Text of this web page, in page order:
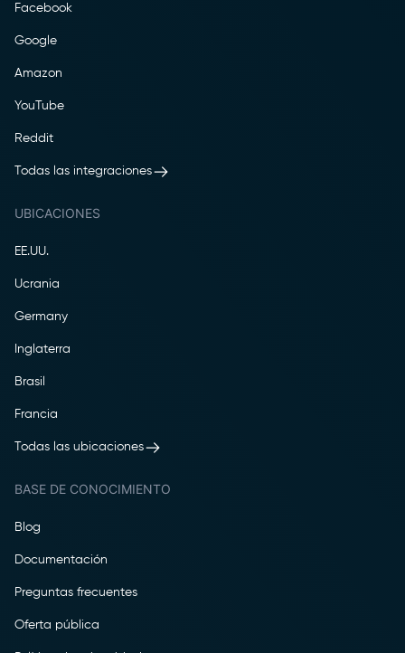
Facebook
Google
Amazon
YouTube
Reddit
Todas las integraciones
UBICACIONES
EE.UU.
Ucrania
Germany
Inglaterra
Brasil
Francia
Todas las ubicaciones
BASE DE CONOCIMIENTO
Blog
Documentación
Preguntas frecuentes
Oferta pública